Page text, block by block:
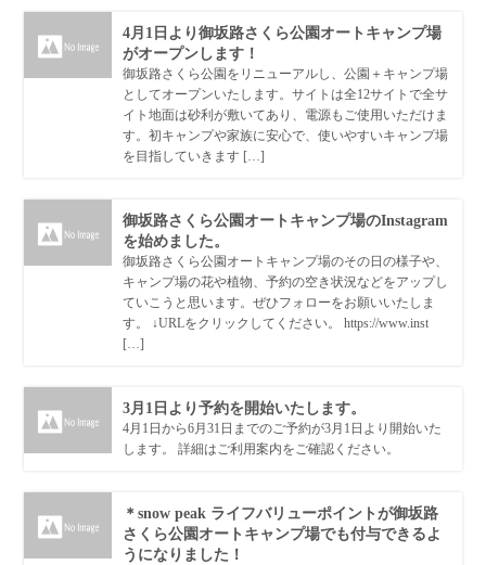
4月1日より御坂路さくら公園オートキャンプ場
がオープンします！
御坂路さくら公園をリニューアルし、公園＋キャンプ場
としてオープンいたします。サイトは全12サイトで全サ
イト地面は砂利が敷いてあり、電源もご使用いただけま
す。初キャンプや家族に安心で、使いやすいキャンプ場
を目指していきます […]
御坂路さくら公園オートキャンプ場のInstagram
を始めました。
御坂路さくら公園オートキャンプ場のその日の様子や、
キャンプ場の花や植物、予約の空き状況などをアップし
ていこうと思います。ぜひフォローをお願いいたしま
す。 ↓URLをクリックしてください。 https://www.inst
[…]
3月1日より予約を開始いたします。
4月1日から6月31日までのご予約が3月1日より開始いた
します。 詳細はご利用案内をご確認ください。
＊snow peak ライフバリューポイントが御坂路
さくら公園オートキャンプ場でも付与できるよ
うになりました！